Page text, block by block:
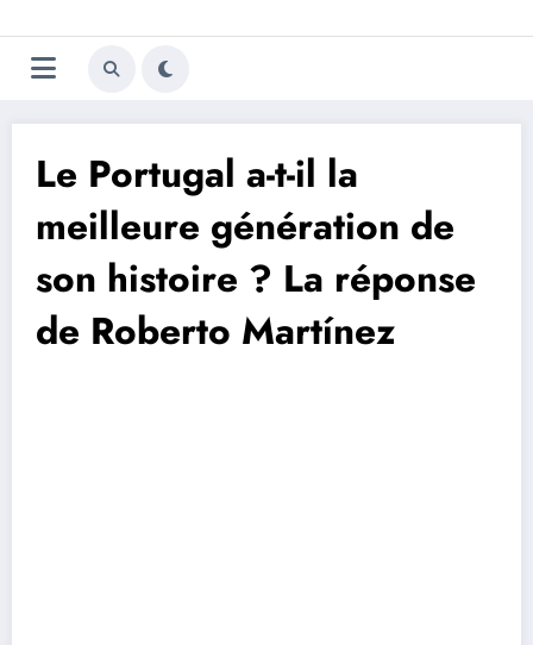
au
contenu
Trivela
L'actualité du football
Le Portugal a-t-il la
meilleure génération de
son histoire ? La réponse
de Roberto Martínez